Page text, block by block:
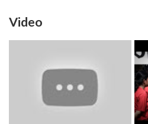
Video